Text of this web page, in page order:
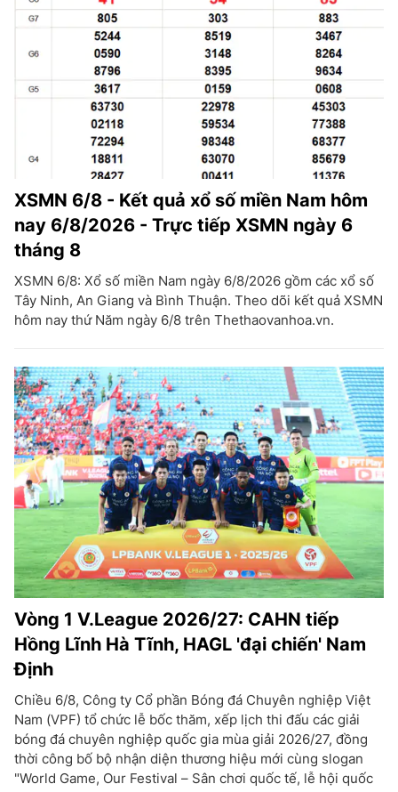
XSMN 6/8 - Kết quả xổ số miền Nam hôm
nay 6/8/2026 - Trực tiếp XSMN ngày 6
tháng 8
XSMN 6/8: Xổ số miền Nam ngày 6/8/2026 gồm các xổ số
Tây Ninh, An Giang và Bình Thuận. Theo dõi kết quả XSMN
hôm nay thứ Năm ngày 6/8 trên Thethaovanhoa.vn.
Vòng 1 V.League 2026/27: CAHN tiếp
Hồng Lĩnh Hà Tĩnh, HAGL 'đại chiến' Nam
Định
Chiều 6/8, Công ty Cổ phần Bóng đá Chuyên nghiệp Việt
Nam (VPF) tổ chức lễ bốc thăm, xếp lịch thi đấu các giải
bóng đá chuyên nghiệp quốc gia mùa giải 2026/27, đồng
thời công bố bộ nhận diện thương hiệu mới cùng slogan
"World Game, Our Festival – Sân chơi quốc tế, lễ hội quốc